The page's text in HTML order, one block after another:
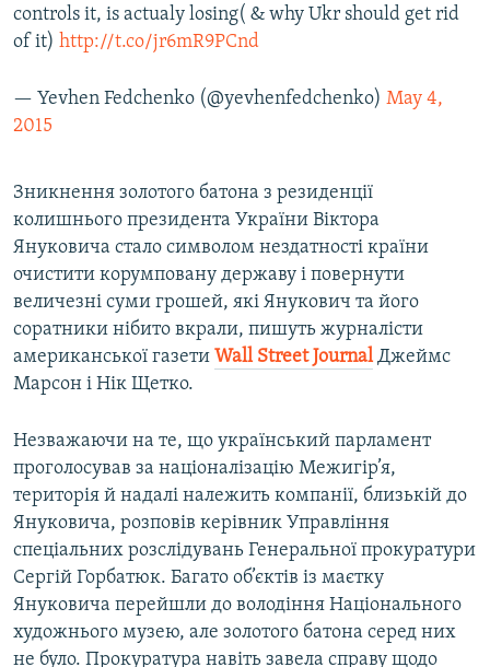
controls it, is actualy losing( & why Ukr should get rid
of it) http://t.co/jr6mR9PCnd
— Yevhen Fedchenko (@yevhenfedchenko) May 4,
2015
Зникнення золотого батона з резиденції
колишнього президента України Віктора
Януковича стало символом нездатності країни
очистити корумповану державу і повернути
величезні суми грошей, які Янукович та його
соратники нібито вкрали, пишуть журналісти
американської газети WallStreetJournalДжеймс
Марсон і Нік Щетко.
Незважаючи на те, що український парламент
проголосував за націоналізацію Межигір’я,
територія й надалі належить компанії, близькій до
Януковича, розповів керівник Управління
спеціальних розслідувань Генеральної прокуратури
Сергій Горбатюк. Багато об’єктів із маєтку
Януковича перейшли до володіння Національного
художнього музею, але золотого батона серед них
не було. Прокуратура навіть завела справу щодо